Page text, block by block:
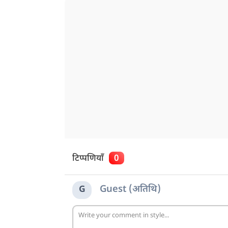
टिप्पणियाँ 0
G Guest (अतिथि)